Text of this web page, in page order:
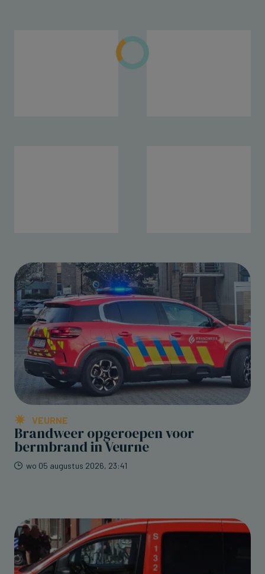
VEURNE
Brandweer opgeroepen voor
bermbrand in Veurne
wo 05 augustus 2026, 23:41